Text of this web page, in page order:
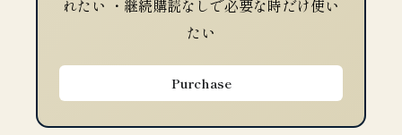
れたい ・継続購読なしで必要な時だけ使い
たい
Purchase